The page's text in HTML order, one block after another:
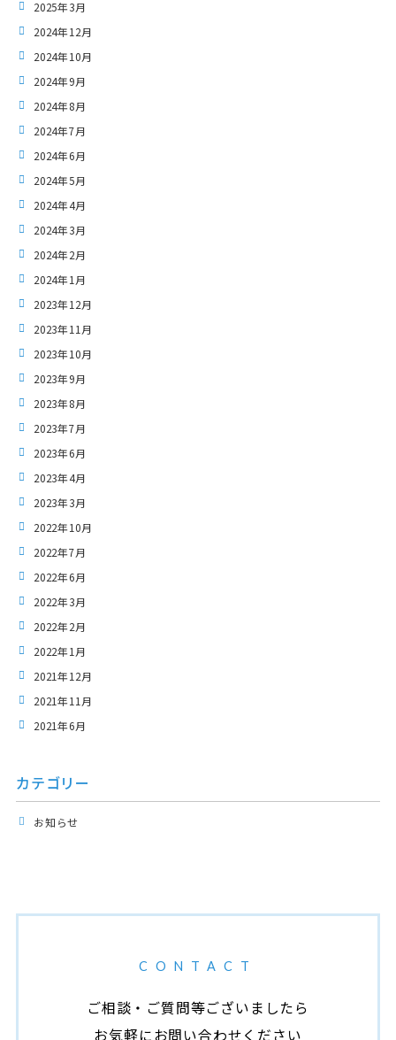
2025年3月
2024年12月
2024年10月
2024年9月
2024年8月
2024年7月
2024年6月
2024年5月
2024年4月
2024年3月
2024年2月
2024年1月
2023年12月
2023年11月
2023年10月
2023年9月
2023年8月
2023年7月
2023年6月
2023年4月
2023年3月
2022年10月
2022年7月
2022年6月
2022年3月
2022年2月
2022年1月
2021年12月
2021年11月
2021年6月
カテゴリー
お知らせ
CONTACT
ご相談・ご質問等ございましたら
お気軽にお問い合わせください